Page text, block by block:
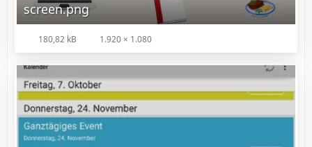
screen.png
180,82 kB 1.920 × 1.080